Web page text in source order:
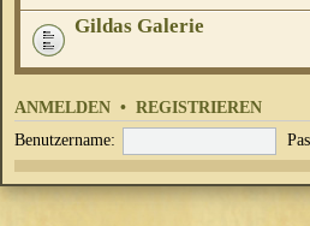
Gildas Galerie
ANMELDEN • REGISTRIEREN
Benutzername: